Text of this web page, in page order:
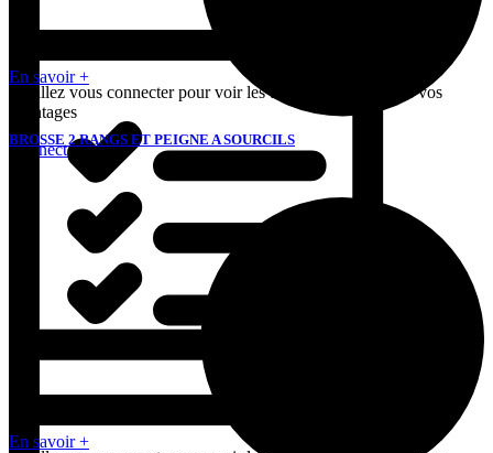
Veuillez vous connecter pour voir les tarifs et bénéficier de vos
avantages
Connectez-vous
En savoir +
BROSSE 2 RANGS ET PEIGNE A SOURCILS
En savoir +